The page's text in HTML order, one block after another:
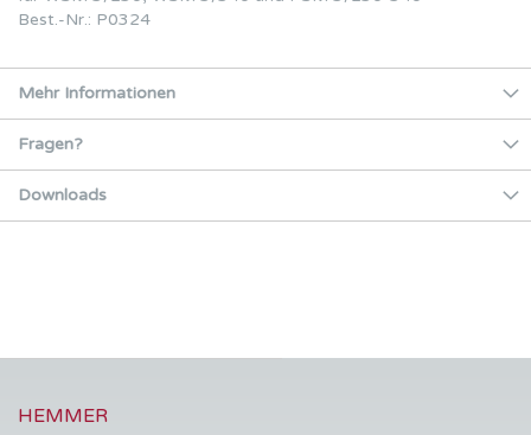
Best.-Nr.: P0324
Mehr Informationen
Fragen?
Downloads
HEMMER